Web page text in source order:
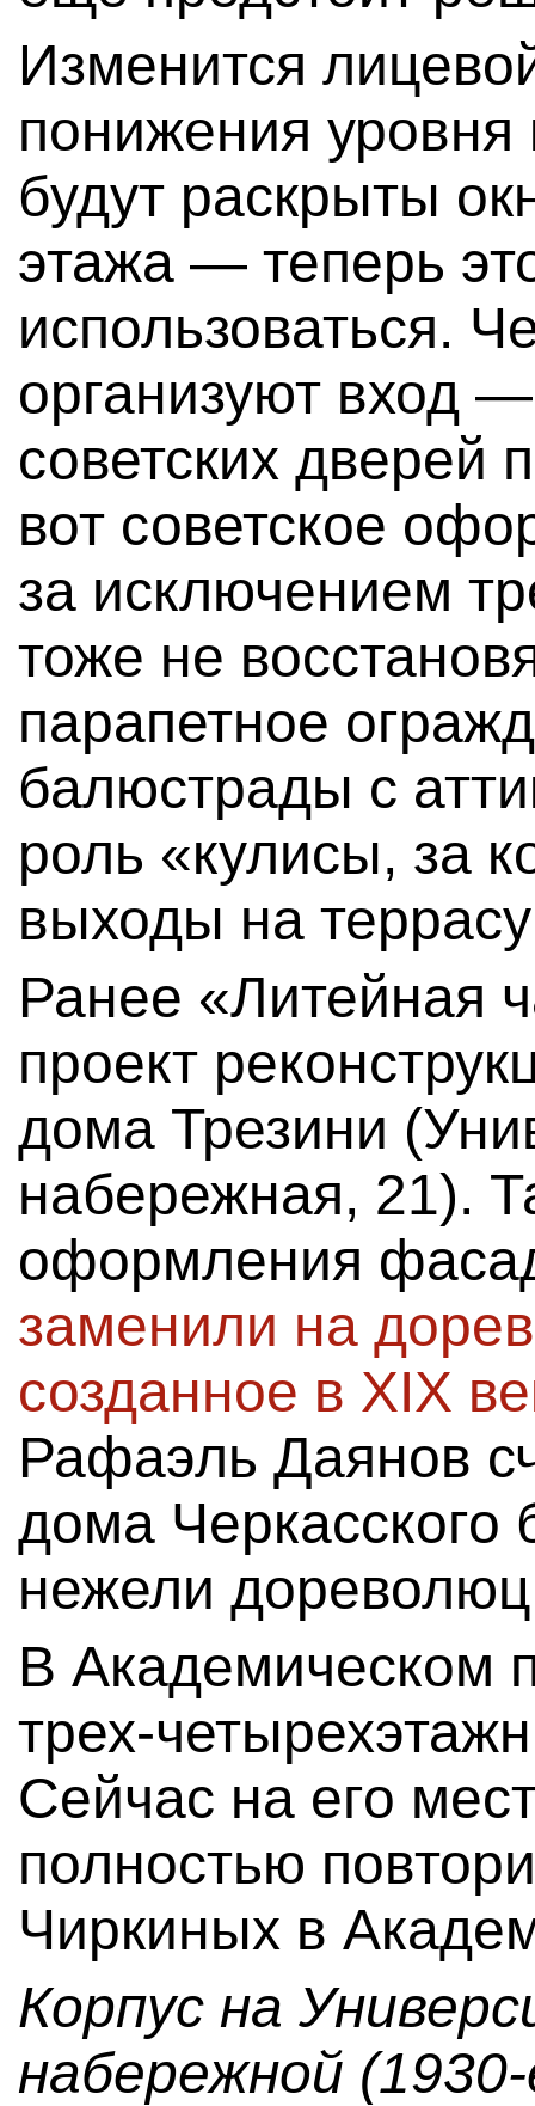
Изменится
понижения уровня
будут раскрыты
этажа — теперь
использоваться.
организуют вход
советских дверей
вот советское
за исключением
тоже не
парапетное
балюстрады с
роль «кулисы, за
выходы на
Ранее «Литейная
проект
дома Трезини
набережная, 21).
оформления
заменили на
созданное в XIX
Рафаэль Даянов
дома
нежели
В Академическом
трех-
Сейчас на его
полностью
Чиркиных в
Корпус на
набережной